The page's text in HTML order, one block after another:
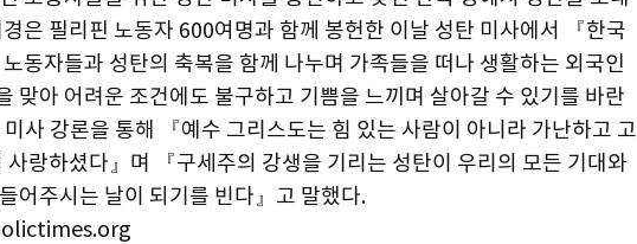
은 필리핀 노동자 600여명과 함께 봉헌한 이날 성탄 미사에서 『한국
동자들과 성탄의 축복을 함께 나누며 가족들을 떠나 생활하는 외국인
맞아 어려운 조건에도 불구하고 기쁨을 느끼며 살아갈 수 있기를 바란
사 강론을 통해 『예수 그리스도는 힘 있는 사람이 아니라 가난하고 고
사랑하셨다』며 『구세주의 강생을 기리는 성탄이 우리의 모든 기대와
어주시는 날이 되기를 빈다』고 말했다.